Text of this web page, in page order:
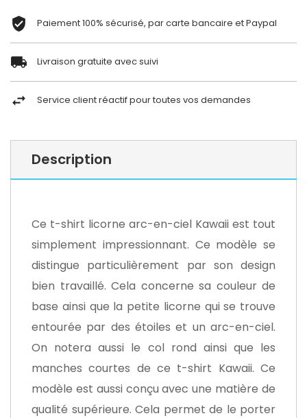
Paiement 100% sécurisé, par carte bancaire et Paypal
Livraison gratuite avec suivi
Service client réactif pour toutes vos demandes
Description
Ce t-shirt licorne arc-en-ciel Kawaii est tout
simplement impressionnant. Ce modèle se
distingue particulièrement par son design
bien travaillé. Cela concerne sa couleur de
base ainsi que la petite licorne qui se trouve
entourée par des étoiles et un arc-en-ciel.
On notera aussi le col rond ainsi que les
manches courtes de ce t-shirt Kawaii. Ce
modèle est aussi conçu avec une matière de
qualité supérieure. Cela permet de le porter